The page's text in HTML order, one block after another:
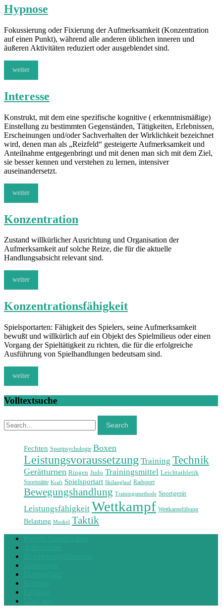
Hypnose
Fokussierung oder Fixierung der Aufmerksamkeit (Konzentration
auf einen Punkt), während alle anderen üblichen inneren und
äußeren Aktivitäten reduziert oder ausgeblendet sind.
weiter
Interesse
Konstrukt, mit dem eine spezifische kognitive ( erkenntnismäßige)
Einstellung zu bestimmten Gegenständen, Tätigkeiten, Erlebnissen,
Erscheinungen und/oder Sachverhalten der Wirklichkeit bezeichnet
wird, denen man als „Reizfeld“ gesteigerte Aufmerksamkeit und
Anteilnahme entgegenbringt und mit denen man sich mit dem Ziel,
sie besser kennen und verstehen zu lernen, intensiver
auseinandersetzt.
weiter
Konzentration
Zustand willkürlicher Ausrichtung und Organisation der
Aufmerksamkeit auf solche Reize, die für die aktuelle
Handlungsabsicht relevant sind.
weiter
Konzentrationsfähigkeit
Spielsportarten: Fähigkeit des Spielers, seine Aufmerksamkeit
bewußt und willkürlich auf ein Objekt des Spielmilieus oder einen
Vorgang der Spieltätigkeit zu richten, die für die erfolgreiche
Ausführung von Spielhandlungen bedeutsam sind.
weiter
Volltextsuche
Search
Search
Fechten Sportpsychologie Boxen
Leistungsvoraussetzung Training Technik
Gerätturnen Ringen Judo Trainingsmittel Leichtathletik
Sportstätte Kraft Spielsportart Skilanglauf Radsport
Bewegungshandlung Trainingsmethode Sportgerät
Leistungsfähigkeit Wettkampf Wettkampfübung
Belastung Muskel Taktik